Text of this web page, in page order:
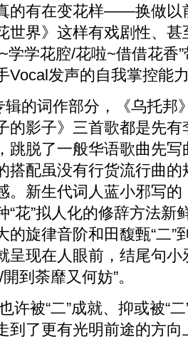
的有在变花样——换做以
世界》这样有戏剧性、
学学花腔/花啦~借借花香
Vocal发声的自我掌控能
辑的词作部分，《乌托邦
的影子》三首歌都是先
跳脱了一般华语歌曲先
搭配虽没有行货流行曲
。新生代词人蓝小邪写
“花”拟人化的修辞方法新
的旋律音阶和田馥甄“二”
呈现在人眼前，结尾句
到荼靡又何妨”。
许被“二”成就、抑或被“
到了更有光明前途的方向